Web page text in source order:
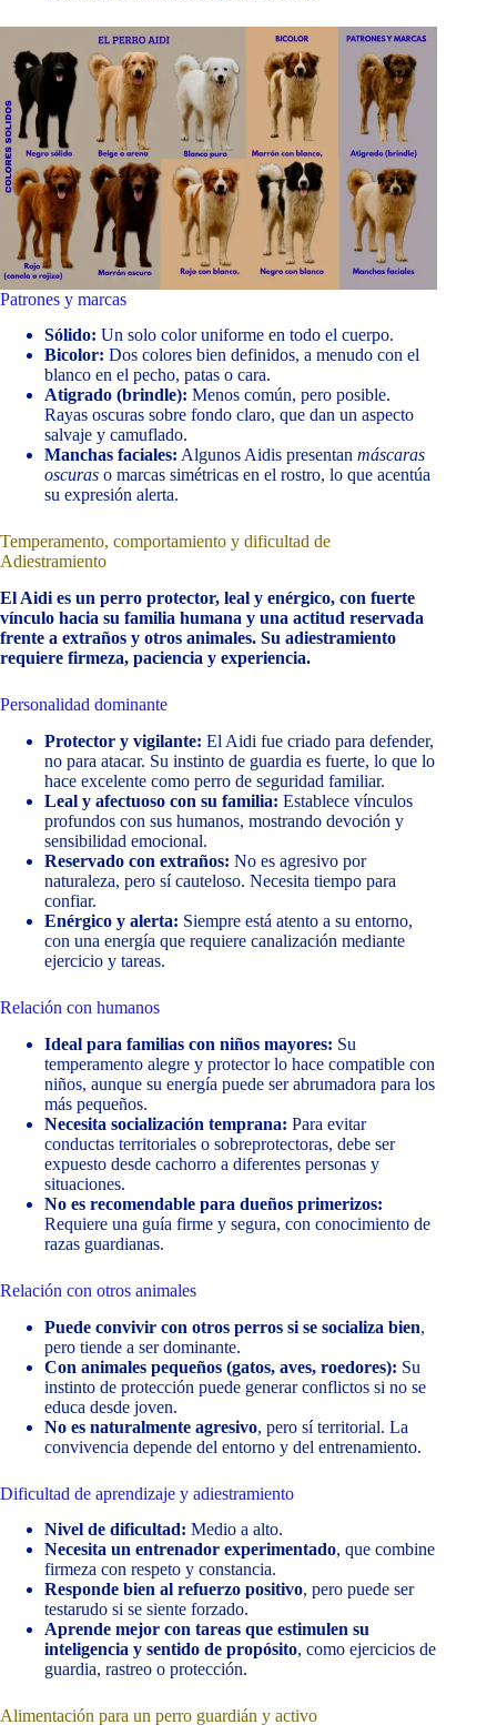
Patrones y marcas
Sólido: Un solo color uniforme en todo el cuerpo.
Bicolor: Dos colores bien definidos, a menudo con el
blanco en el pecho, patas o cara.
Atigrado (brindle): Menos común, pero posible.
Rayas oscuras sobre fondo claro, que dan un aspecto
salvaje y camuflado.
Manchas faciales: Algunos Aidis presentan máscaras
oscuras o marcas simétricas en el rostro, lo que acentúa
su expresión alerta.
Temperamento, comportamiento y dificultad de
Adiestramiento
El Aidi es un perro protector, leal y enérgico, con fuerte
vínculo hacia su familia humana y una actitud reservada
frente a extraños y otros animales. Su adiestramiento
requiere firmeza, paciencia y experiencia.
Personalidad dominante
Protector y vigilante: El Aidi fue criado para defender,
no para atacar. Su instinto de guardia es fuerte, lo que lo
hace excelente como perro de seguridad familiar.
Leal y afectuoso con su familia: Establece vínculos
profundos con sus humanos, mostrando devoción y
sensibilidad emocional.
Reservado con extraños: No es agresivo por
naturaleza, pero sí cauteloso. Necesita tiempo para
confiar.
Enérgico y alerta: Siempre está atento a su entorno,
con una energía que requiere canalización mediante
ejercicio y tareas.
Relación con humanos
Ideal para familias con niños mayores: Su
temperamento alegre y protector lo hace compatible con
niños, aunque su energía puede ser abrumadora para los
más pequeños.
Necesita socialización temprana: Para evitar
conductas territoriales o sobreprotectoras, debe ser
expuesto desde cachorro a diferentes personas y
situaciones.
No es recomendable para dueños primerizos:
Requiere una guía firme y segura, con conocimiento de
razas guardianas.
Relación con otros animales
Puede convivir con otros perros si se socializa bien,
pero tiende a ser dominante.
Con animales pequeños (gatos, aves, roedores): Su
instinto de protección puede generar conflictos si no se
educa desde joven.
No es naturalmente agresivo, pero sí territorial. La
convivencia depende del entorno y del entrenamiento.
Dificultad de aprendizaje y adiestramiento
Nivel de dificultad: Medio a alto.
Necesita un entrenador experimentado, que combine
firmeza con respeto y constancia.
Responde bien al refuerzo positivo, pero puede ser
testarudo si se siente forzado.
Aprende mejor con tareas que estimulen su
inteligencia y sentido de propósito, como ejercicios de
guardia, rastreo o protección.
Alimentación para un perro guardián y activo